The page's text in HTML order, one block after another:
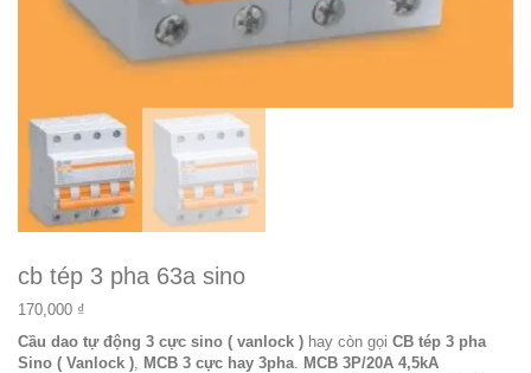
cb tép 3 pha 63a sino
170,000 ₫
Cầu dao tự động 3 cực sino ( vanlock ) hay còn gọi CB tép 3 pha
Sino ( Vanlock ) MCB 3 cực hay 3pha MCB 3P/20A 4,5kA